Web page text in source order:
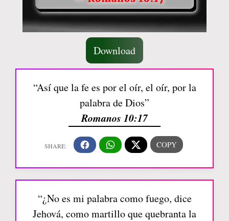
Download
“Así que la fe es por el oír, el oír, por la
palabra de Dios”
Romanos 10:17
“¿No es mi palabra como fuego, dice
Jehová, como martillo que quebranta la